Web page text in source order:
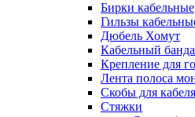
Бирки кабельные
Гильзы
Дюбель Хомут
Кабельный
Крепление для
Лента полоса
Скобы для кабеля
Стяжки